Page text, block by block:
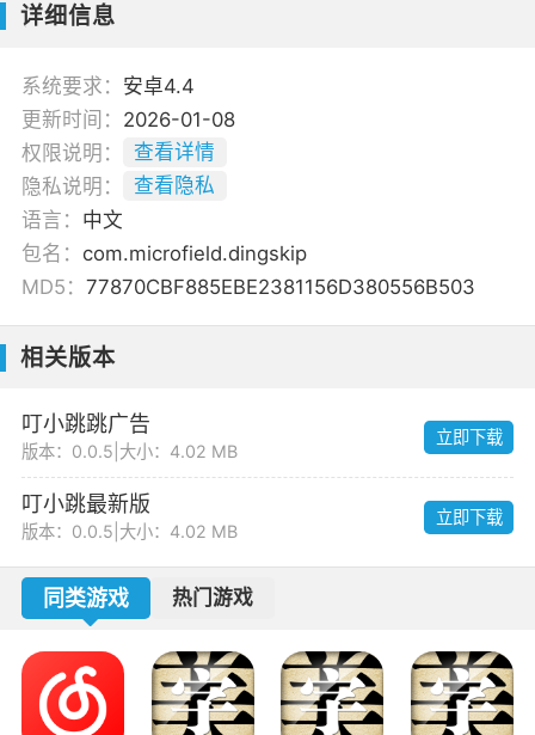
详细信息
系统要求： 安卓4.4
更新时间： 2026-01-08
权限说明：
查看详情
隐私说明：
查看隐私
语言： 中文
包名： com.microfield.dingskip
MD5： 77870CBF885EBE2381156D380556B503
相关版本
叮小跳跳广告
版本：0.0.5 大小：4.02 MB
立即下载
叮小跳最新版
版本：0.0.5 大小：4.02 MB
立即下载
同类游戏 热门游戏